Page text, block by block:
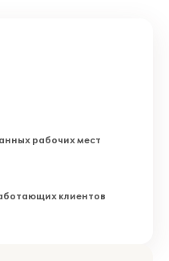
рабочих мест
клиентов